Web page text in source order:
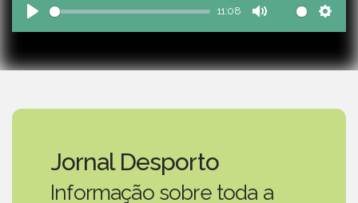
Play
11:08
Mute
Jornal Desporto
Informação sobre toda a